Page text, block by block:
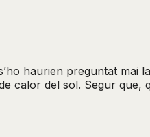
haurien preguntat mai
calor del sol. Segur